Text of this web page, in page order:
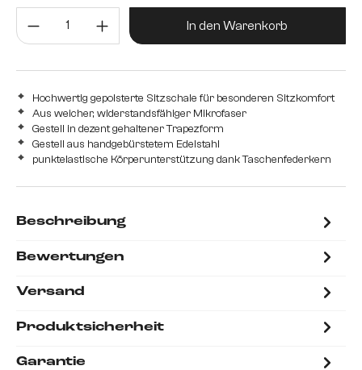
Produkt Anzahl: Gib den
In den Warenkorb
Hochwertig gepolsterte Sitzschale für besonderen Sitzkomfort
Aus weicher, widerstandsfähiger Mikrofaser
Gestell in dezent gehaltener Trapezform
Gestell aus handgebürstetem Edelstahl
punktelastische Körperunterstützung dank Taschenfederkern
Beschreibung
Bewertungen
Versand
Produktsicherheit
Garantie